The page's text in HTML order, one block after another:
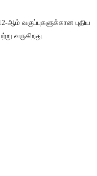
ஆம் வகுப்புகளுக்கான புதிய
வருகிறது.